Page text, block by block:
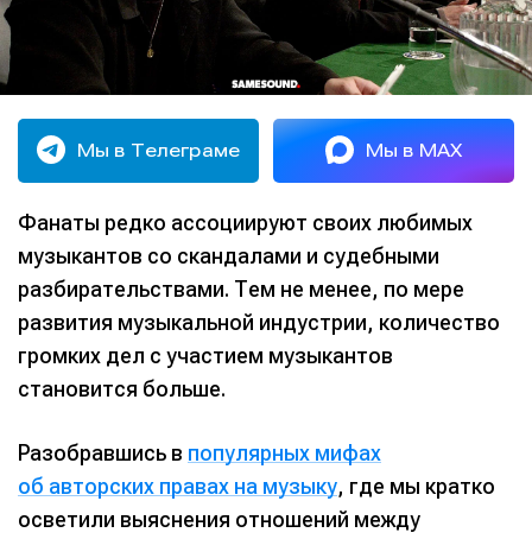
Мы в Телеграме Мы в MAX
Фанаты редко ассоциируют своих любимых
музыкантов со скандалами и судебными
разбирательствами. Тем не менее, по мере
развития музыкальной индустрии, количество
громких дел с участием музыкантов
становится больше.
Разобравшись в популярных мифах
об авторских правах на музыку, где мы кратко
осветили выяснения отношений между